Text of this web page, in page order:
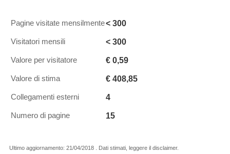
Pagine visitate mensilmente< 300
Visitatori mensili < 300
Valore per visitatore € 0,59
Valore di stima € 408,85
Collegamenti esterni 4
Numero di pagine 15
Ultimo aggiornamento: 21/04/2018 . Dati stimati, leggere il disclaimer.